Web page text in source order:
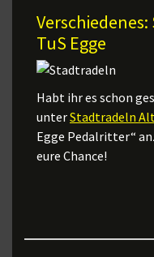
TuS Egge
Habt ihr es schon
unterStadtradeln
Egge Pedalritter“
eure Chance!